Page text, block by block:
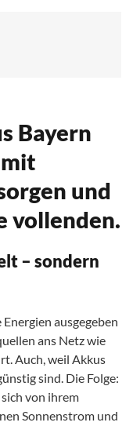
Bayern
und
vollenden.
– sondern
ausgegeben
ans Netz wie
Auch, weil Akkus
sind. Die Folge:
von ihrem
Sonnenstrom und